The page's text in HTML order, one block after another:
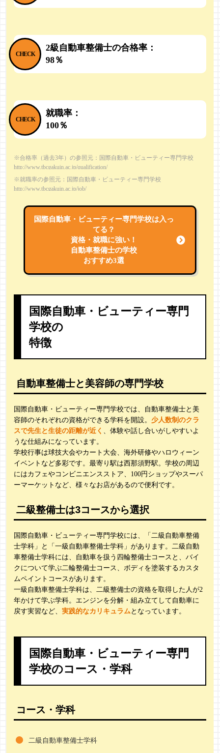
2級自動車整備士の合格率：
98％
就職率：
100％
※合格率（過去3年）の参照元：国際自動車・ビューティー専門学校
http://www.tbcgakuin.ac.jp/qualification/
※就職率の参照元：国際自動車・ビューティー専門学校
http://www.tbcgakuin.ac.jp/job/
国際自動車・ビューティー専門学校は入っ
てる？
資格・就職に強い！
自動車整備士の学校
おすすめ3選
国際自動車・ビューティー専門
学校の
特徴
自動車整備士と美容師の専門学校
国際自動車・ビューティー専門学校では、自動車整備士と美
容師のそれぞれの資格ができる学科を開設。 少人数制のクラ
スで先生と生徒の距離が近く
、体験や話し合いがしやすいよ
うな仕組みになっています。
学校行事は球技大会やカート大会、海外研修やハロウィーン
イベントなど多彩です。最寄り駅は西那須野駅。学校の周辺
にはカフェやコンビニエンスストア、100円ショップやスーパ
ーマーケットなど、様々なお店があるので便利です。
二級整備士は3コースから選択
国際自動車・ビューティー専門学校には、「二級自動車整備
士学科」と「一級自動車整備士学科」があります。二級自動
車整備士学科には、自動車を扱う四輪整備士コースと、バイ
クについて学ぶ二輪整備士コース、ボディを塗装するカスタ
ムペイントコースがあります。
一級自動車整備士学科は、二級整備士の資格を取得した人が2
年かけて学ぶ学科。エンジンを分解・組み立てして自動車に
戻す実習など、実践的なカリキュラム となっています。
国際自動車・ビューティー専門
学校のコース・学科
コース・学科
二級自動車整備士学科